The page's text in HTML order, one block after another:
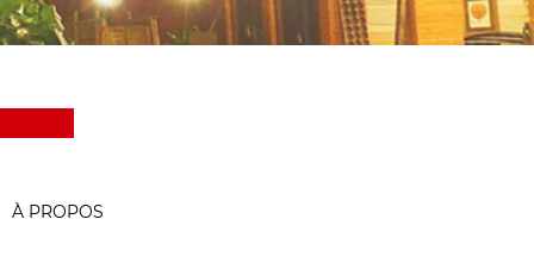
À PROPOS